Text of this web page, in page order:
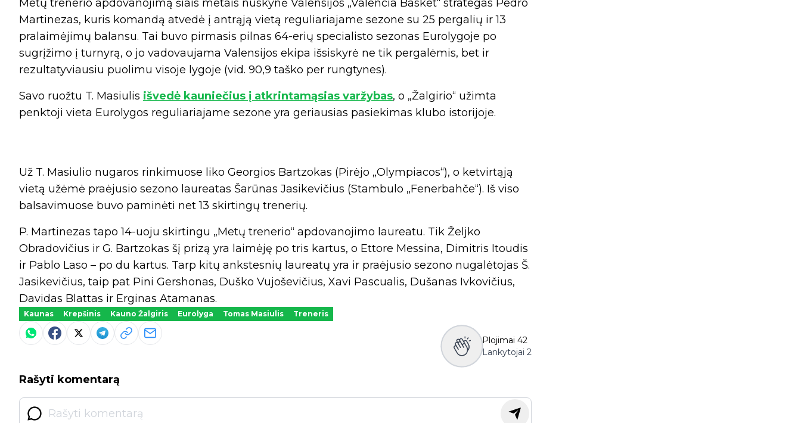
Metų trenerio apdovanojimą šiais metais nuskynė Valensijos „Valencia Basket“ strategas Pedro
Martinezas, kuris komandą atvedė į antrąją vietą reguliariajame sezone su 25 pergalių ir 13
pralaimėjimų balansu. Tai buvo pirmasis pilnas 64-erių specialisto sezonas Eurolygoje po
sugrįžimo į turnyrą, o jo vadovaujama Valensijos ekipa išsiskyrė ne tik pergalėmis, bet ir
rezultatyviausiu puolimu visoje lygoje (vid. 90,9 taško per rungtynes).
Savo ruožtu T. Masiulis išvedė kauniečius į atkrintamąsias varžybas, o „Žalgirio“ užimta
penktoji vieta Eurolygos reguliariajame sezone yra geriausias pasiekimas klubo istorijoje.
Už T. Masiulio nugaros rinkimuose liko Georgios Bartzokas (Pirėjo „Olympiacos“), o ketvirtąją
vietą užėmė praėjusio sezono laureatas Šarūnas Jasikevičius (Stambulo „Fenerbahče“). Iš viso
balsavimuose buvo paminėti net 13 skirtingų trenerių.
P. Martinezas tapo 14-uoju skirtingu „Metų trenerio“ apdovanojimo laureatu. Tik Željko
Obradovičius ir G. Bartzokas šį prizą yra laimėję po tris kartus, o Ettore Messina, Dimitris Itoudis
ir Pablo Laso – po du kartus. Tarp kitų ankstesnių laureatų yra ir praėjusio sezono nugalėtojas Š.
Jasikevičius, taip pat Pini Gershonas, Duško Vujoševičius, Xavi Pascualis, Dušanas Ivkovičius,
Davidas Blattas ir Erginas Atamanas.
Kaunas Krepšinis Kauno Žalgiris Eurolyga Tomas Masiulis Treneris
Plojimai 42
Lankytojai 2
Rašyti komentarą